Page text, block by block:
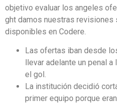
objetivo evaluar los angeles
ght damos nuestras
disponibles en Codere.
Las ofertas iban desde
llevar adelante un penal
el gol.
La institución decidió
primer equipo porque